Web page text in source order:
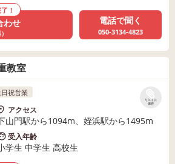
！
わせ 電話で聞く
050-3134-4823
教室
リストに
保存
祝営業
アクセス
山門駅から1094m、姪浜駅から1495m
受入年齢
学生 中学生 高校生